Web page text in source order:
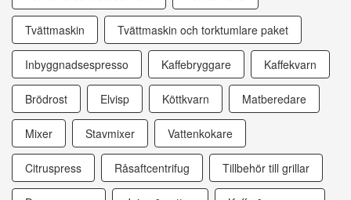
Tvättmaskin Tvättmaskin och torktumlare paket
Inbyggnadsespresso Kaffebryggare Kaffekvarn
Brödrost Elvisp Köttkvarn Matberedare
Mixer Stavmixer Vattenkokare
Citruspress Råsaftcentrifug Tillbehör till grillar